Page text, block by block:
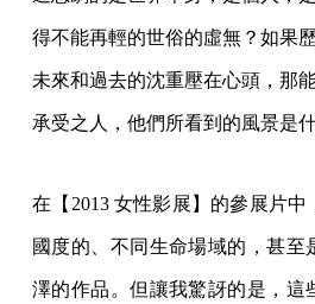
得不能再輕的世俗的虛無？如果
未來和過去的沈重壓在心頭，那
承受之人，他們所看到的風景是
在【2013 女性影展】的參展片中
國度的、不同生命場域的，甚至
澤的作品。但讓我驚訝的是，這